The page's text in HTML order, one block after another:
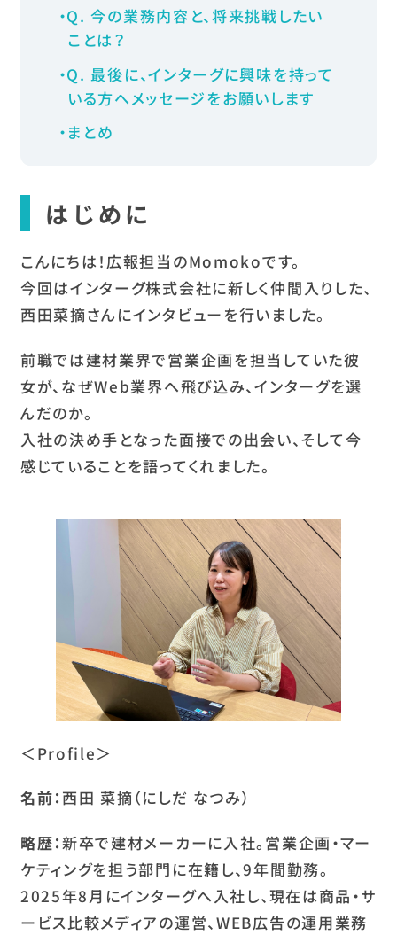
Q. 今の業務内容と、将来挑戦したい
ことは？
Q. 最後に、インターグに興味を持って
いる方へメッセージをお願いします
まとめ
はじめに
こんにちは！広報担当のMomokoです。
今回はインターグ株式会社に新しく仲間入りした、
西田菜摘さんにインタビューを行いました。
前職では建材業界で営業企画を担当していた彼
女が、なぜWeb業界へ飛び込み、インターグを選
んだのか。
入社の決め手となった面接での出会い、そして今
感じていることを語ってくれました。
＜Profile＞
名前： 西田 菜摘（にしだ なつみ）
略歴：新卒で建材メーカーに入社。営業企画・マー
ケティングを担う部門に在籍し、9年間勤務。
2025年8月にインターグへ入社し、現在は商品・サ
ービス比較メディアの運営、WEB広告の運用業務